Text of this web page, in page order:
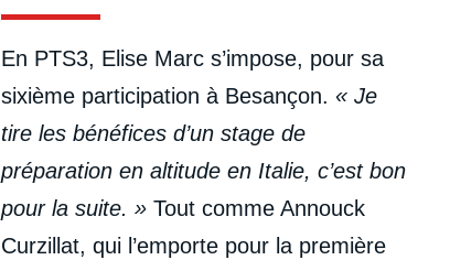
En PTS3, Elise Marc s’impose, pour sa
sixième participation à Besançon. « Je
tire les bénéfices d’un stage de
préparation en altitude en Italie, c’est bon
pour la suite. »Tout comme Annouck
Curzillat, qui l’emporte pour la première